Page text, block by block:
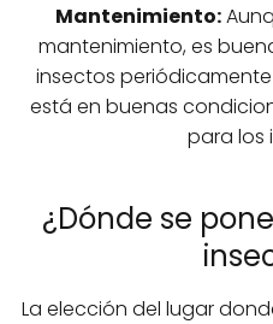
Mantenimiento:
mantenimiento, es
insectos
está en buenas
para los
¿Dónde se
La elección del lugar